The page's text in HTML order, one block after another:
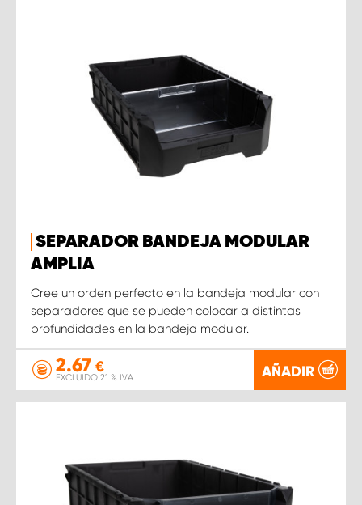
SEPARADOR BANDEJA MODULAR
AMPLIA
Cree un orden perfecto en la bandeja modular con
separadores que se pueden colocar a distintas
profundidades en la bandeja modular.
2.67 €
EXCLUIDO 21 % IVA AÑADIR